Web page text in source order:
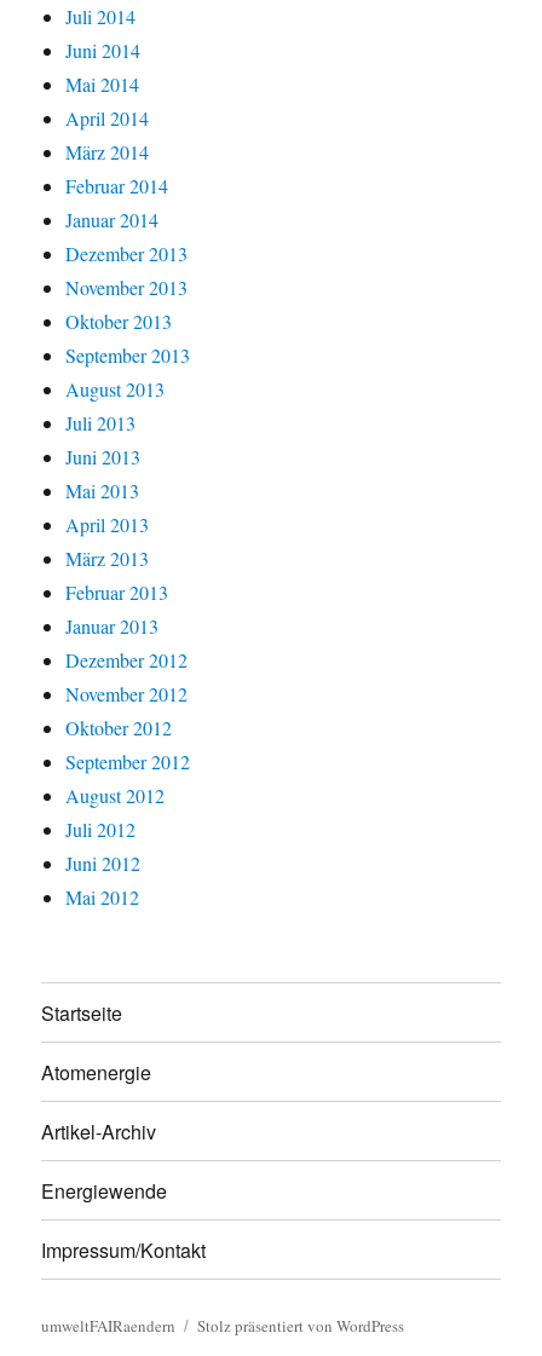
Juli 2014
Juni 2014
Mai 2014
April 2014
März 2014
Februar 2014
Januar 2014
Dezember 2013
November 2013
Oktober 2013
September 2013
August 2013
Juli 2013
Juni 2013
Mai 2013
April 2013
März 2013
Februar 2013
Januar 2013
Dezember 2012
November 2012
Oktober 2012
September 2012
August 2012
Juli 2012
Juni 2012
Mai 2012
Startseite
Atomenergie
Artikel-Archiv
Energiewende
Impressum/Kontakt
umweltFAIRaendern Stolz präsentiert von WordPress